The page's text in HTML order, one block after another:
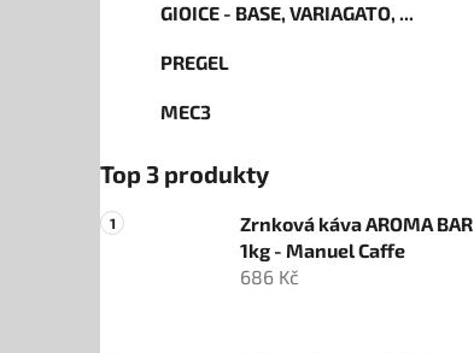
GIOICE - BASE, VARIAGATO, ...
PREGEL
MEC3
Top 3 produkty
Zrnková káva AROMA BAR
1kg - Manuel Caffe
686 Kč